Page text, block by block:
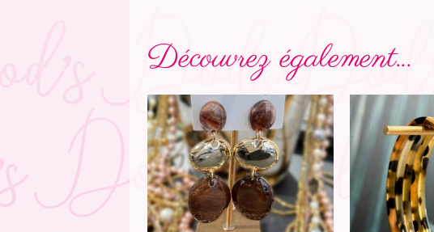
Découvrez également...